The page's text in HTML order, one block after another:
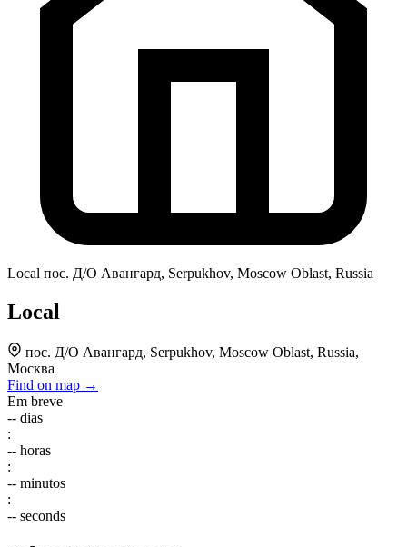
Local пос. Д/О Авангард, Serpukhov, Moscow Oblast, Russia
Local
пос. Д/О Авангард, Serpukhov, Moscow Oblast, Russia,
Москва
Find on map →
Em breve
-- dias
:
-- horas
:
-- minutos
:
-- seconds